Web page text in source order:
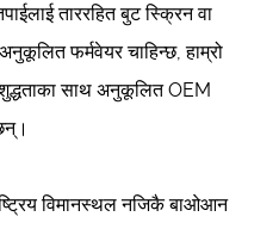
ताररहित बुट स्क्रिन वा
फर्मवेयर चाहिन्छ, हाम्रो
साथ अनुकूलित OEM
विमानस्थल नजिकै बाओआन